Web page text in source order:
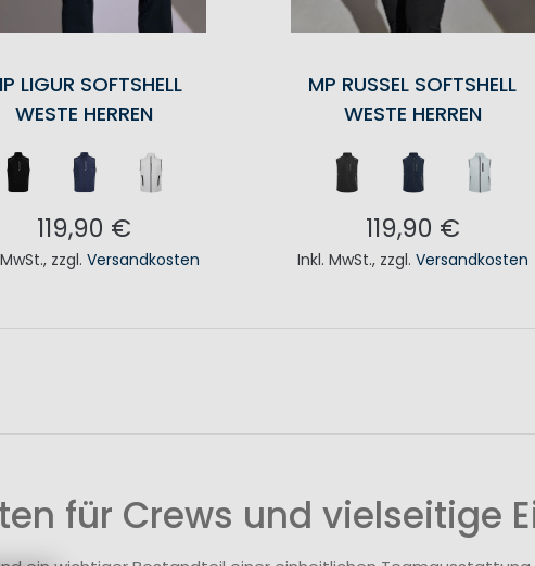
LIGUR SOFTSHELL
WESTE HERREN
119,90 €
, zzgl.Versandkosten
MP RUSSEL SOFTSHELL
WESTE HERREN
119,90 €
Inkl. MwSt., zzgl. Versandkosten
für Crews und vielseitige